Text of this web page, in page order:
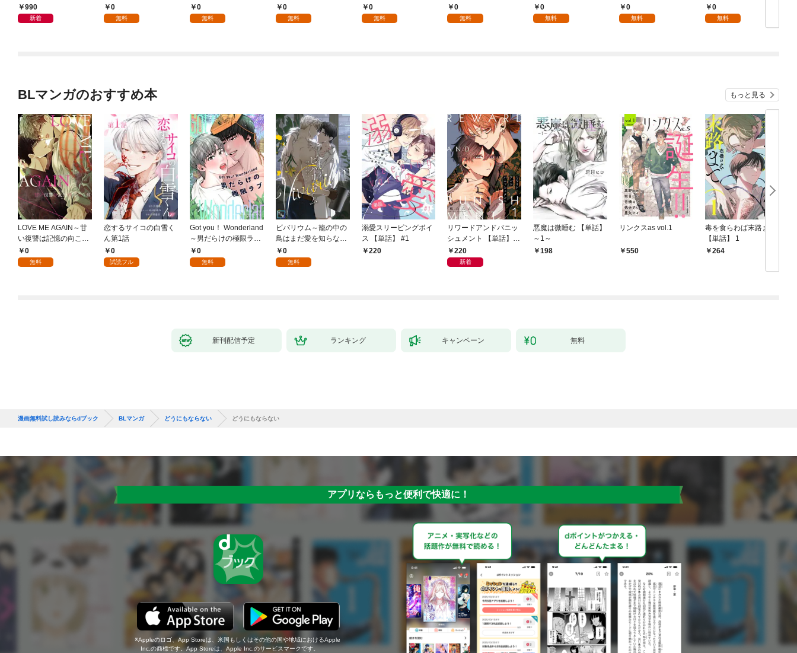
時子 IF STORY 1
990
新着
を駆け抜ける。 第1話
0
無料
空気読まない異世界ラ
イフ～ 第1話
0
無料
第1話
0
無料
ので 第1話
0
無料
います。 第1話（アリ
アンローズコミック
0
無料
その次は……。 第1話
（アリアンローズコミ
0
無料
1話（アリアンローズ
コミックス）
0
無料
凶犬王子の愛に困惑中
第1話（アリアンロー
0
無料
BLマンガのおすすめ本 もっと見る
LOVE ME AGAIN～甘
い復讐は記憶の向こう
側～(1)
0
無料
恋するサイコの白雪く
ん第1話
0
試読フル
Got you！ Wonderland
～男だらけの極限ラブ
～(1)
0
無料
ビバリウム～籠の中の
鳥はまだ愛を知らない
【全年齢版】(1)
0
無料
溺愛スリーピングボイ
ス 【単話】 #1
220
リワードアンドパニッ
シュメント 【単話】
第1話
220
新着
悪魔は微睡む 【単話】
～1～
198
リンクスas vol.1
550
毒を食らわば末路まで
【単話】 1
264
新刊配信予定 ランキング キャンペーン 無料
漫画無料試し読みならdブック BLマンガ どうにもならない どうにもならない
アプリならもっと便利で快適に！
Appleのロゴ、App Storeは、米国もしくはその他の国や地域におけるApple
Inc.の商標です。App Storeは、Apple Inc.のサービスマークです。